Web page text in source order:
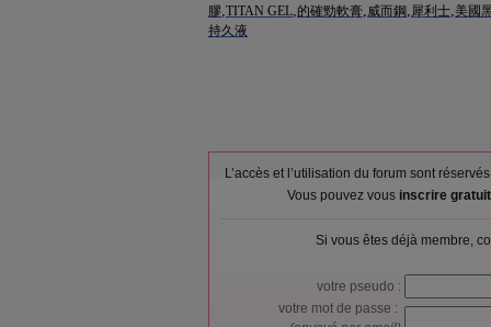
膠 TITAN GEL 的確勁軟膏 威而鋼 犀利士 美國
持久液
L’accès et l’utilisation du forum sont
Vous pouvez vous inscrire
Si vous êtes déjà membre,
votre pseudo :
votre mot de passe :